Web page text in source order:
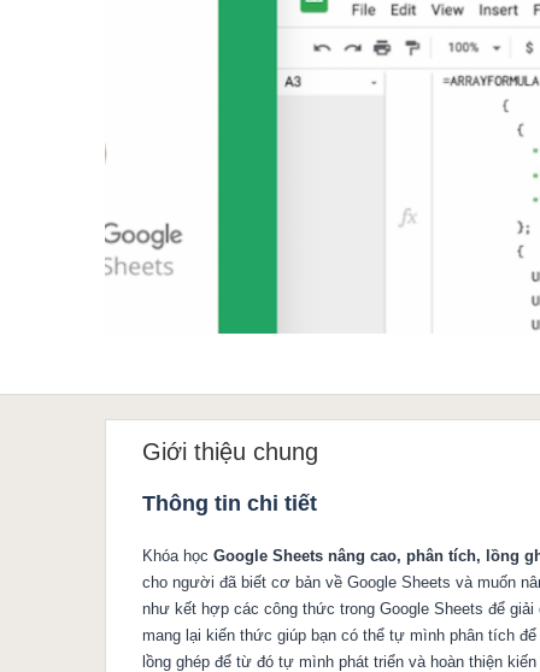
MOS
Giới thiệu chung
Thông tin chi tiết
Khóa học Google Sheets nâng cao, phân tích, lồng
cho người đã biết cơ bản về Google Sheets và muốn
như kết hợp các công thức trong Google Sheets để
mang lại kiến thức giúp bạn có thể tự mình phân tích
lồng ghép để từ đó tự mình phát triển và hoàn thiện